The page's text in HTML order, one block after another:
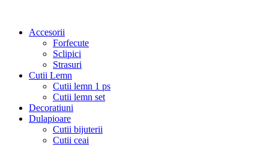
Accesorii
Forfecute
Sclipici
Strasuri
Cutii Lemn
Cutii lemn 1 ps
Cutii lemn set
Decoratiuni
Dulapioare
Cutii bijuterii
Cutii ceai